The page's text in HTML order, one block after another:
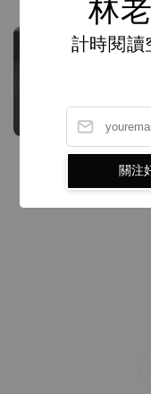
林
計時閱讀
關注